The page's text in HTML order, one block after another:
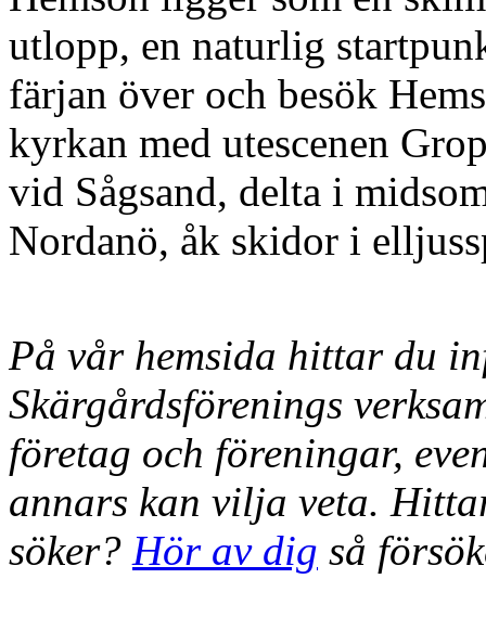
utlopp, en naturlig
färjan över och besök
kyrkan med utescenen
vid Sågsand, delta i
Nordanö, åk skidor i
På vår hemsida hittar du
Skärgårdsförenings
företag och föreningar,
annars kan vilja veta.
söker? Hör av dig så